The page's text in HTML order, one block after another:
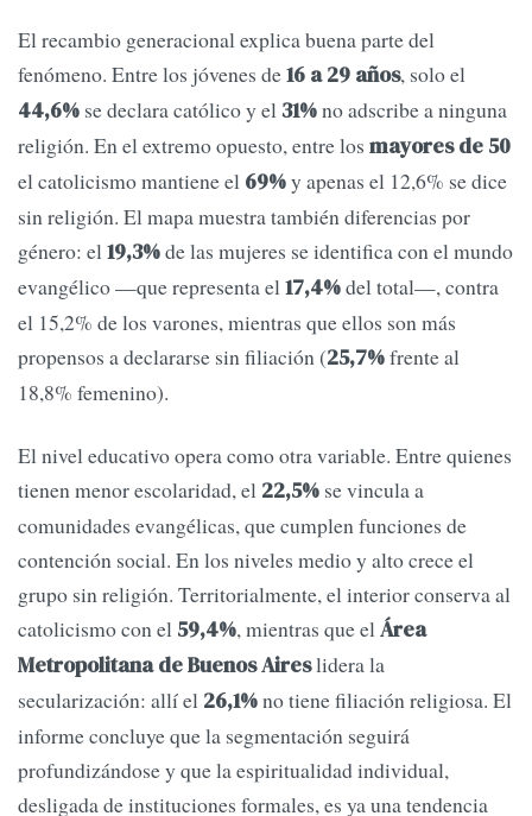
El recambio generacional explica buena parte del
fenómeno. Entre los jóvenes de16 a 29 años, solo el
44,6% se declara católico y el31%no adscribe a ninguna
religión. En el extremo opuesto, entre los mayores de 50
el catolicismo mantiene el 69%y apenas el 12,6% se dice
sin religión. El mapa muestra también diferencias por
género: el19,3%de las mujeres se identifica con el mundo
evangélico —que representa el17,4%del total—, contra
el 15,2% de los varones, mientras que ellos son más
propensos a declararse sin filiación (25,7%frente al
18,8% femenino).
El nivel educativo opera como otra variable. Entre quienes
tienen menor escolaridad, el 22,5% se vincula a
comunidades evangélicas, que cumplen funciones de
contención social. En los niveles medio y alto crece el
grupo sin religión. Territorialmente, el interior conserva al
catolicismo con el 59,4%, mientras que elÁrea
Metropolitana de Buenos Aireslidera la
secularización: allí el 26,1%no tiene filiación religiosa. El
informe concluye que la segmentación seguirá
profundizándose y que la espiritualidad individual,
desligada de instituciones formales, es ya una tendencia